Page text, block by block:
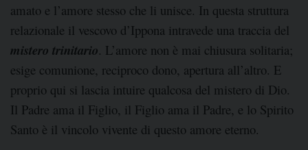
amato e l’amore stesso che li unisce. In questa struttura
relazionale il vescovo d’Ippona intravede una traccia del
mistero trinitario. L’amore non è mai chiusura solitaria;
esige comunione, reciproco dono, apertura all’altro. E
proprio qui si lascia intuire qualcosa del mistero di Dio.
Il Padre ama il Figlio, il Figlio ama il Padre, e lo Spirito
Santo è il vincolo vivente di questo amore eterno.